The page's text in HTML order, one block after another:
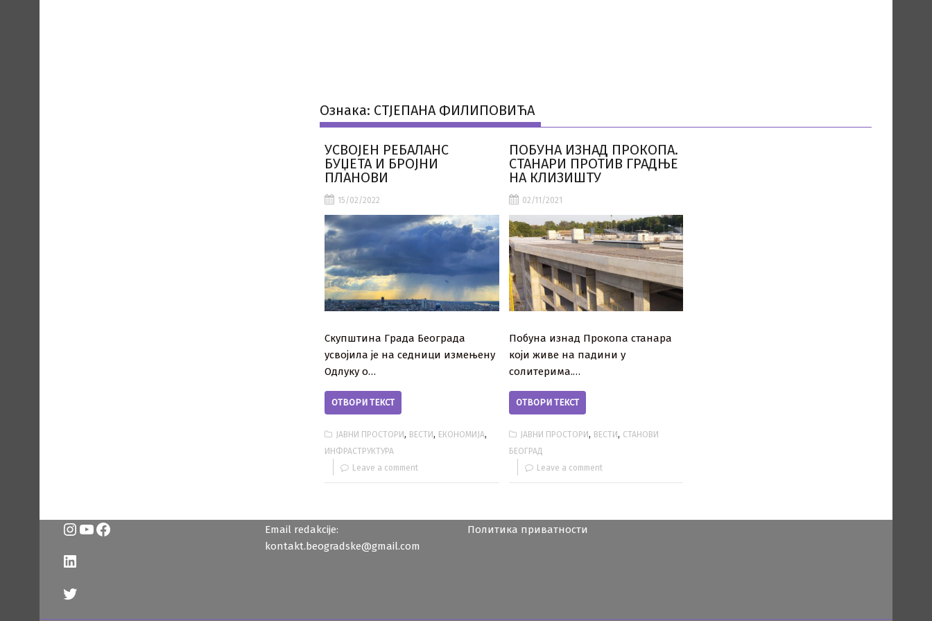
Ознака: СТЈЕПАНА ФИЛИПОВИЋА
УСВОЈЕН РЕБАЛАНС
БУЏЕТА И БРОЈНИ
ПЛАНОВИ
15/02/2022
Скупштина Града Београда
усвојила је на седници измењену
Одлуку о…
ОТВОРИ ТЕКСТ
ЈАВНИ ПРОСТОРИ, ВЕСТИ, ЕКОНОМИЈА,
ИНФРАСТРУКТУРА
Leave a comment
ПОБУНА ИЗНАД ПРОКОПА.
СТАНАРИ ПРОТИВ ГРАДЊЕ
НА КЛИЗИШТУ
02/11/2021
Побуна изнад Прокопа станара
који живе на падини у
солитерима.…
ОТВОРИ ТЕКСТ
ЈАВНИ ПРОСТОРИ, ВЕСТИ, СТАНОВИ
БЕОГРАД
Leave a comment
Instagram
YouTube
Facebook
LinkedIn
Twitter
Email redakcije:
kontakt.beogradske@gmail.com
Политика приватности